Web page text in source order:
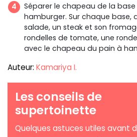
Séparer le chapeau de la
hamburger. Sur chaque base,
salade, un steak et son
rondelles de tomate, une
avec le chapeau du pain à
Auteur: Kamariya I.
Les conseils de
supertoinette
Quelques astuces utiles avant